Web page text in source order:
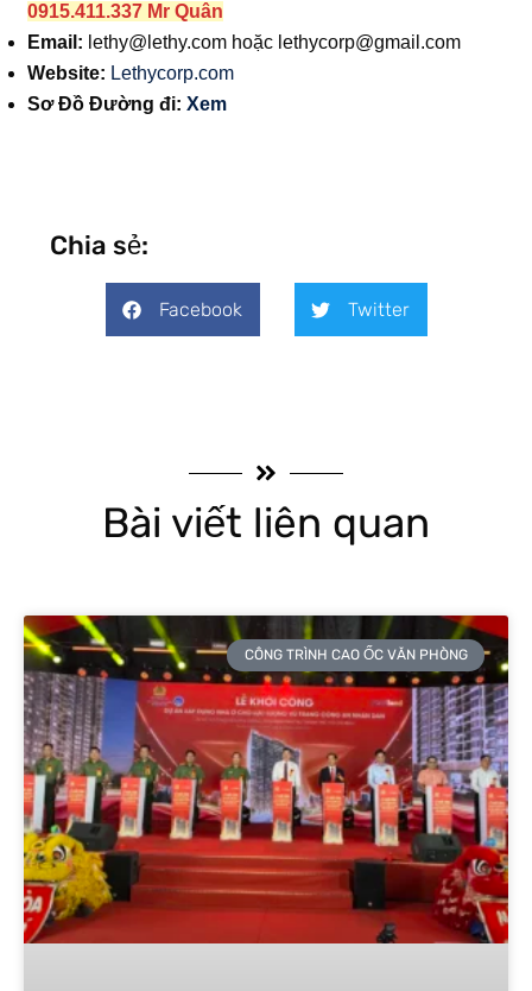
0915.411.337 Mr Quân
Email: lethy@lethy.com hoặc lethycorp@gmail.com
Website: Lethycorp.com
Sơ Đồ Đường đi: Xem
Chia sẻ:
Facebook Twitter
Bài viết liên quan
CÔNG TRÌNH CAO ỐC VĂN PHÒNG